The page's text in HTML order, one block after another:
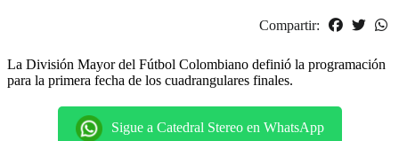
Compartir:
La División Mayor del Fútbol Colombiano definió la programación
para la primera fecha de los cuadrangulares finales.
Sigue a Catedral Stereo en WhatsApp